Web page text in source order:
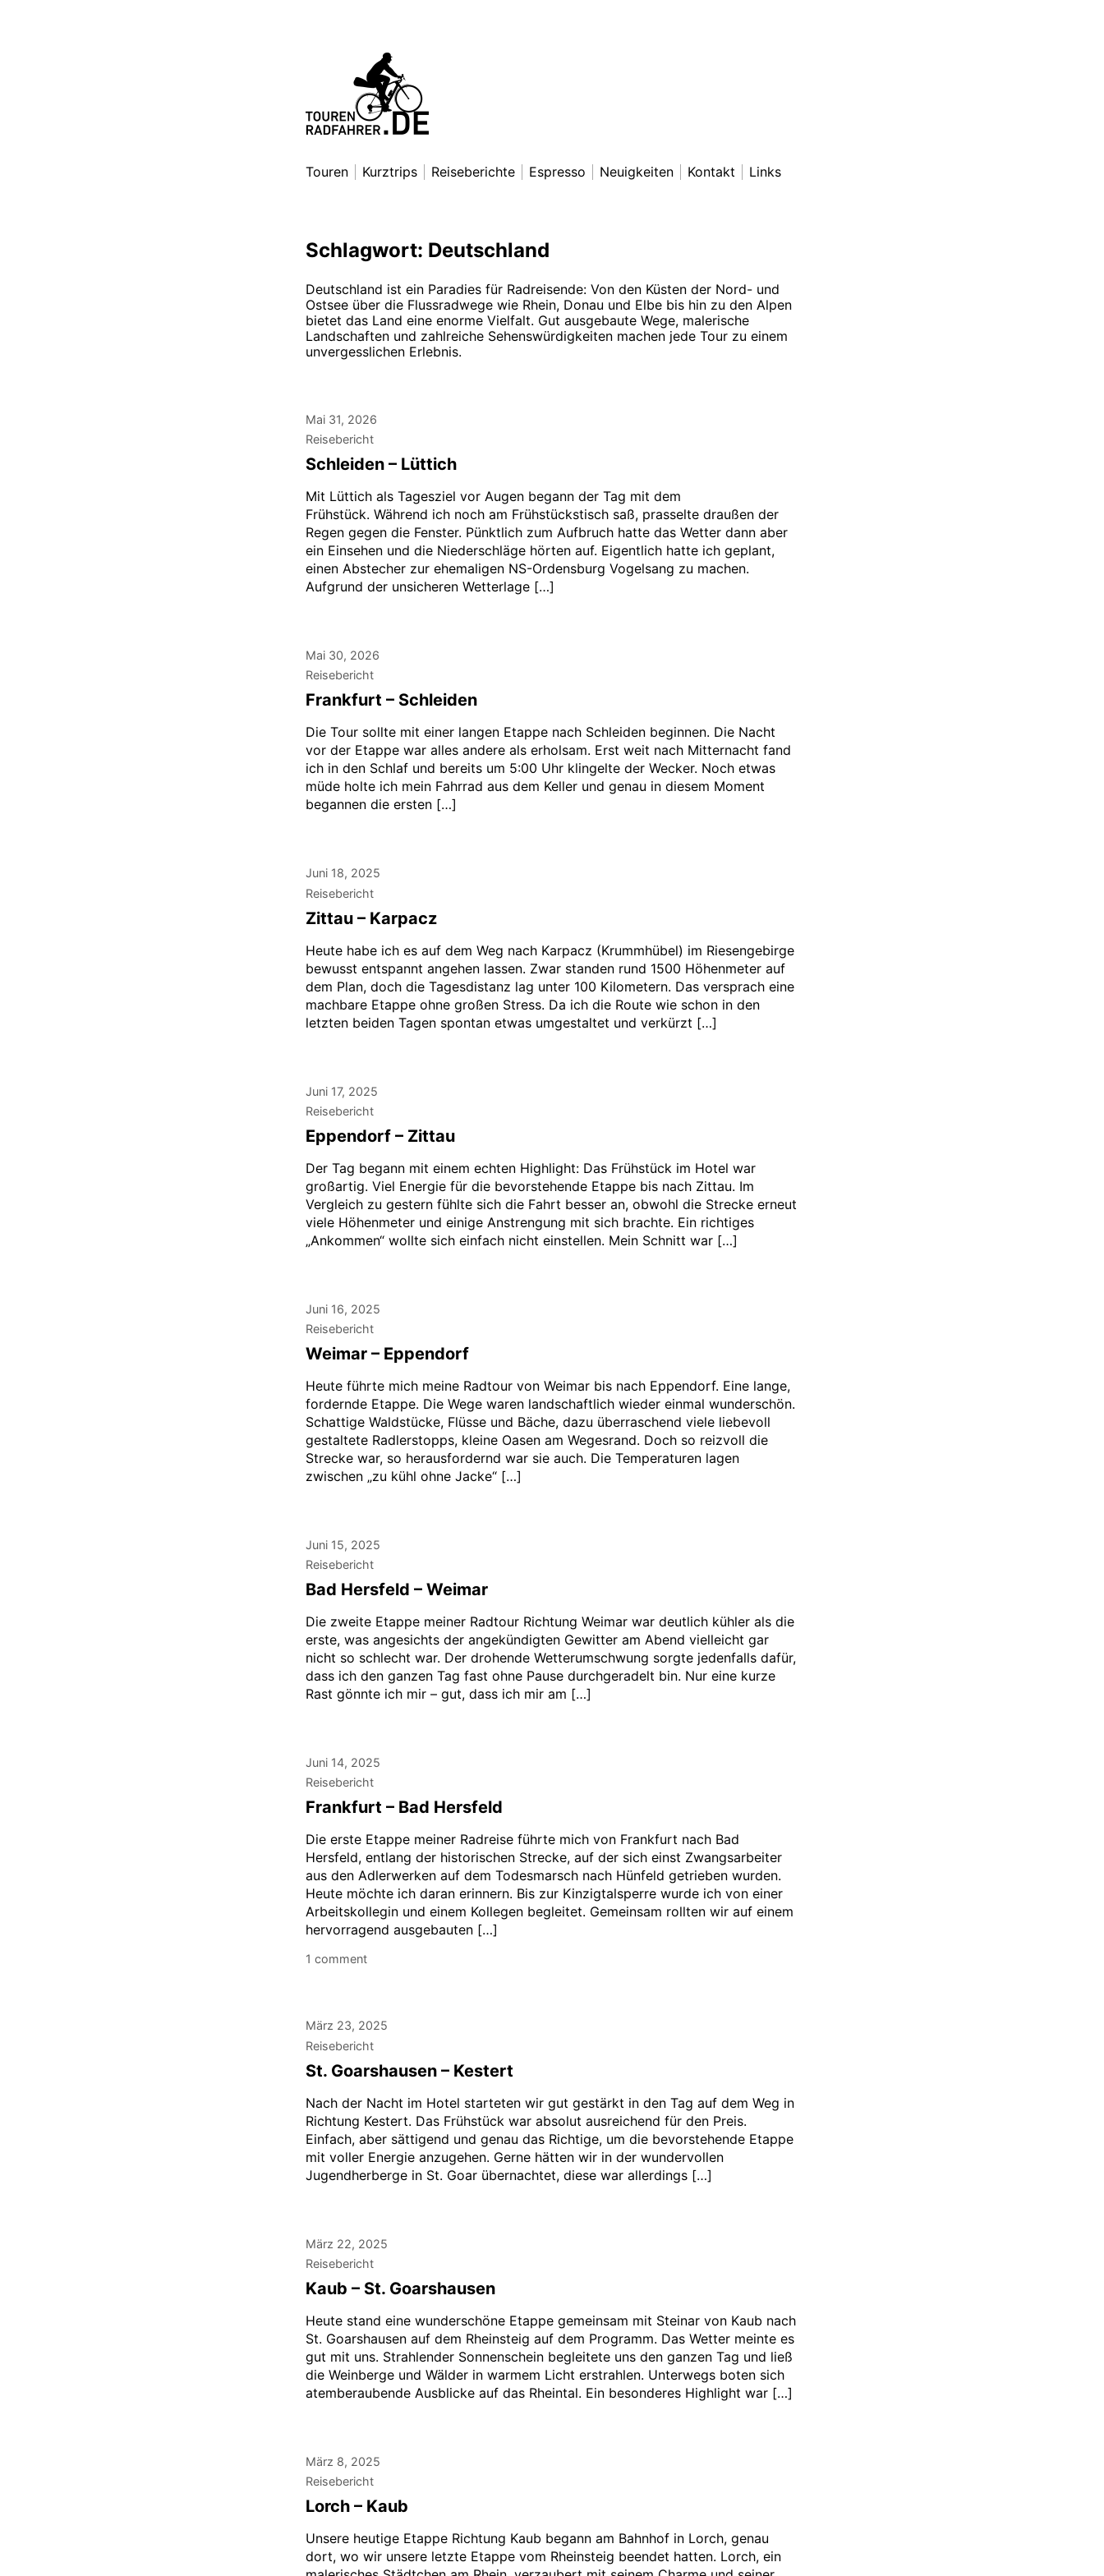
Tourenradfahrer
Danny Alexander Lettkemann
Touren Kurztrips Reiseberichte Espresso Neuigkeiten Kontakt Links
Schlagwort: Deutschland
Deutschland ist ein Paradies für Radreisende: Von den Küsten der Nord- und
Ostsee über die Flussradwege wie Rhein, Donau und Elbe bis hin zu den Alpen
bietet das Land eine enorme Vielfalt. Gut ausgebaute Wege, malerische
Landschaften und zahlreiche Sehenswürdigkeiten machen jede Tour zu einem
unvergesslichen Erlebnis.
Mai 31, 2026
Reisebericht
Schleiden – Lüttich
Mit Lüttich als Tagesziel vor Augen begann der Tag mit dem
Frühstück. Während ich noch am Frühstückstisch saß, prasselte draußen der
Regen gegen die Fenster. Pünktlich zum Aufbruch hatte das Wetter dann aber
ein Einsehen und die Niederschläge hörten auf. Eigentlich hatte ich geplant,
einen Abstecher zur ehemaligen NS-Ordensburg Vogelsang zu machen.
Aufgrund der unsicheren Wetterlage […]
Mai 30, 2026
Reisebericht
Frankfurt – Schleiden
Die Tour sollte mit einer langen Etappe nach Schleiden beginnen. Die Nacht
vor der Etappe war alles andere als erholsam. Erst weit nach Mitternacht fand
ich in den Schlaf und bereits um 5:00 Uhr klingelte der Wecker. Noch etwas
müde holte ich mein Fahrrad aus dem Keller und genau in diesem Moment
begannen die ersten […]
Juni 18, 2025
Reisebericht
Zittau – Karpacz
Heute habe ich es auf dem Weg nach Karpacz (Krummhübel) im Riesengebirge
bewusst entspannt angehen lassen. Zwar standen rund 1500 Höhenmeter auf
dem Plan, doch die Tagesdistanz lag unter 100 Kilometern. Das versprach eine
machbare Etappe ohne großen Stress. Da ich die Route wie schon in den
letzten beiden Tagen spontan etwas umgestaltet und verkürzt […]
Juni 17, 2025
Reisebericht
Eppendorf – Zittau
Der Tag begann mit einem echten Highlight: Das Frühstück im Hotel war
großartig. Viel Energie für die bevorstehende Etappe bis nach Zittau. Im
Vergleich zu gestern fühlte sich die Fahrt besser an, obwohl die Strecke erneut
viele Höhenmeter und einige Anstrengung mit sich brachte. Ein richtiges
„Ankommen“ wollte sich einfach nicht einstellen. Mein Schnitt war […]
Juni 16, 2025
Reisebericht
Weimar – Eppendorf
Heute führte mich meine Radtour von Weimar bis nach Eppendorf. Eine lange,
fordernde Etappe. Die Wege waren landschaftlich wieder einmal wunderschön.
Schattige Waldstücke, Flüsse und Bäche, dazu überraschend viele liebevoll
gestaltete Radlerstopps, kleine Oasen am Wegesrand. Doch so reizvoll die
Strecke war, so herausfordernd war sie auch. Die Temperaturen lagen
zwischen „zu kühl ohne Jacke“ […]
Juni 15, 2025
Reisebericht
Bad Hersfeld – Weimar
Die zweite Etappe meiner Radtour Richtung Weimar war deutlich kühler als die
erste, was angesichts der angekündigten Gewitter am Abend vielleicht gar
nicht so schlecht war. Der drohende Wetterumschwung sorgte jedenfalls dafür,
dass ich den ganzen Tag fast ohne Pause durchgeradelt bin. Nur eine kurze
Rast gönnte ich mir – gut, dass ich mir am […]
Juni 14, 2025
Reisebericht
Frankfurt – Bad Hersfeld
Die erste Etappe meiner Radreise führte mich von Frankfurt nach Bad
Hersfeld, entlang der historischen Strecke, auf der sich einst Zwangsarbeiter
aus den Adlerwerken auf dem Todesmarsch nach Hünfeld getrieben wurden.
Heute möchte ich daran erinnern. Bis zur Kinzigtalsperre wurde ich von einer
Arbeitskollegin und einem Kollegen begleitet. Gemeinsam rollten wir auf einem
hervorragend ausgebauten […]
1 comment
März 23, 2025
Reisebericht
St. Goarshausen – Kestert
Nach der Nacht im Hotel starteten wir gut gestärkt in den Tag auf dem Weg in
Richtung Kestert. Das Frühstück war absolut ausreichend für den Preis.
Einfach, aber sättigend und genau das Richtige, um die bevorstehende Etappe
mit voller Energie anzugehen. Gerne hätten wir in der wundervollen
Jugendherberge in St. Goar übernachtet, diese war allerdings […]
März 22, 2025
Reisebericht
Kaub – St. Goarshausen
Heute stand eine wunderschöne Etappe gemeinsam mit Steinar von Kaub nach
St. Goarshausen auf dem Rheinsteig auf dem Programm. Das Wetter meinte es
gut mit uns. Strahlender Sonnenschein begleitete uns den ganzen Tag und ließ
die Weinberge und Wälder in warmem Licht erstrahlen. Unterwegs boten sich
atemberaubende Ausblicke auf das Rheintal. Ein besonderes Highlight war […]
März 8, 2025
Reisebericht
Lorch – Kaub
Unsere heutige Etappe Richtung Kaub begann am Bahnhof in Lorch, genau
dort, wo wir unsere letzte Etappe vom Rheinsteig beendet hatten. Lorch, ein